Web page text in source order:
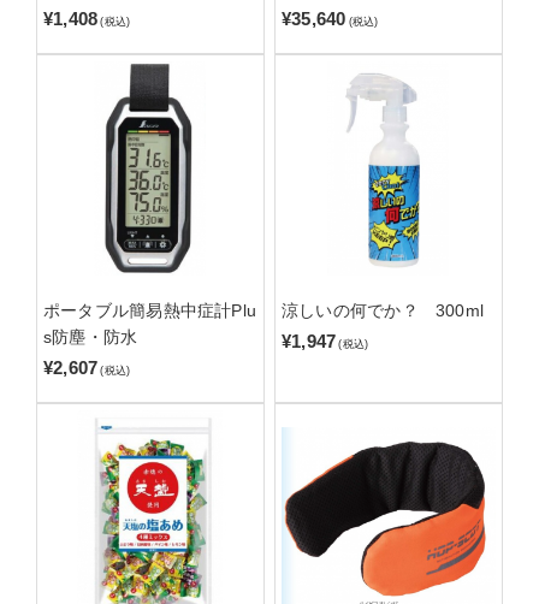
¥1,408 (税込) ¥35,640 (税込)
ポータブル簡易熱中症計Plu
s防塵・防水
¥2,607 (税込)
涼しいの何でか？ 300ml
¥1,947 (税込)